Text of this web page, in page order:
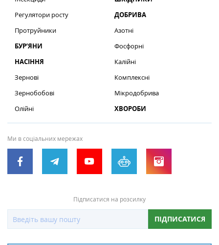
Регулятори росту
Протруйники
БУР’ЯНИ
НАСІННЯ
Зернові
Зернобобові
Олійні
ДОБРИВА
Азотні
Фосфорні
Калійні
Комплексні
Мікродобрива
ХВОРОБИ
Ми в соціальних мережах
Підписатися на розсилку
ПІДПИСАТИСЯ